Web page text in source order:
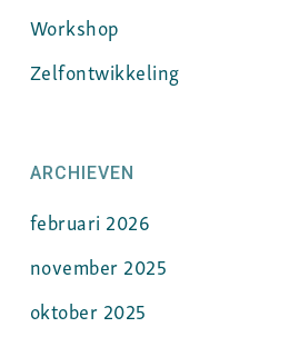
Workshop
Zelfontwikkeling
ARCHIEVEN
februari 2026
november 2025
oktober 2025